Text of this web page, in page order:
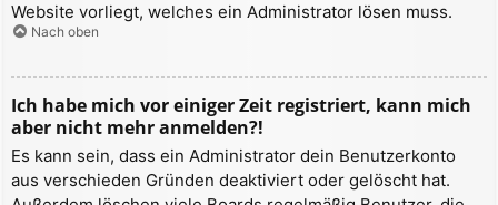
Website vorliegt, welches ein Administrator lösen muss.
Nach oben
Ich habe mich vor einiger Zeit registriert, kann mich
aber nicht mehr anmelden?!
Es kann sein, dass ein Administrator dein Benutzerkonto
aus verschieden Gründen deaktiviert oder gelöscht hat.